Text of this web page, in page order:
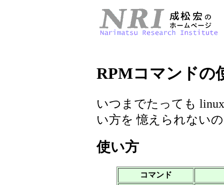
RPMコマンドの
いつまでたっても
い方を 憶えられない
使い方
コマンド